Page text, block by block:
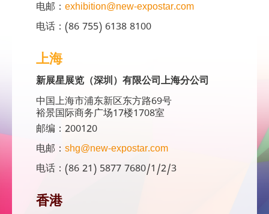
电邮： exhibition@new-expostar.com
电话：(86 755) 6138 8100
上海
新展星展览（深圳）有限公司上海分公司
中国上海市浦东新区东方路69号
裕景国际商务广场17楼1708室
邮编：200120
电邮： shg@new-expostar.com
电话：(86 21) 5877 7680/1/2/3
香港